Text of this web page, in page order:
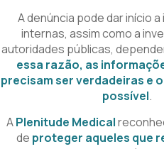
A denúncia pode dar início
internas, assim como a
autoridades públicas,
essa razão, as
precisam ser verdadeiras e
possível.
APlenitude Medical
de proteger aqueles que